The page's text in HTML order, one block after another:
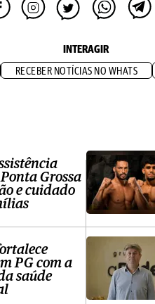
INTERAGIR
RECEBER NOTÍCIAS NO WHATS
Grossa
e cuidado
PG com a
saúde